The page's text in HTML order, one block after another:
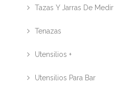
Tazas Y Jarras De Medir
Tenazas
Utensilios +
Utensilios Para Bar